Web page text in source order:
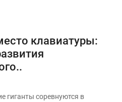
клавиатуры:
гиганты соревнуются в